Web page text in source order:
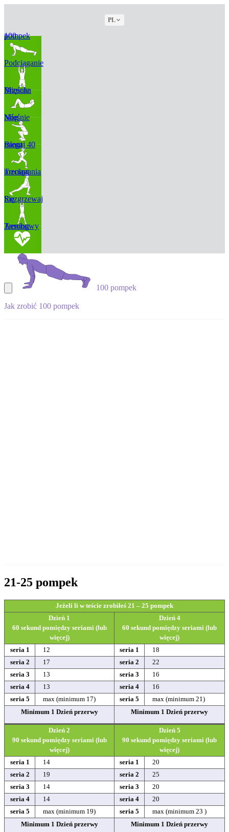
PL
100 pompek
Podciąganie
Mięśnie Brzucha
Mięśnie Nóg
Biegaj 40 minut
Trening rozciągania
Rozgrzewaj Się
Trening Aerobowy
100 pompek
Jak zrobić 100 pompek
21-25 pompek
Jeżeli li w teście zrobiłeś 21 – 25 pompek
Dzień 1
60 sekund pomiędzy seriami (lub
więcej)
Dzień 4
60 sekund pomiędzy seriami (lub
więcej)
seria 1
12 seria 1
18
seria 2
17 seria 2
22
seria 3
13 seria 3
16
seria 4
13 seria 4
16
seria 5
max (minimum 17) seria 5
max (minimum 21)
Minimum 1 Dzień przerwy
Minimum 1 Dzień przerwy
Dzień 2
90 sekund pomiędzy seriami (lub
więcej)
Dzień 5
90 sekund pomiędzy seriami (lub
więcej)
seria 1
14 seria 1
20
seria 2
19 seria 2
25
seria 3
14 seria 3
20
seria 4
14 seria 4
20
seria 5
max (minimum 19) seria 5
max (minimum 23 )
Minimum 1 Dzień przerwy
Minimum 1 Dzień przerwy